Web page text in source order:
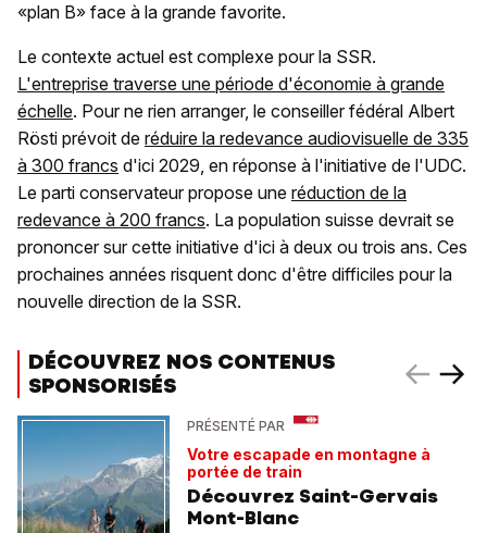
«plan B» face à la grande favorite.
Le contexte actuel est complexe pour la SSR.
L'entreprise traverse une période d'économie à grande
échelle. Pour ne rien arranger, le conseiller fédéral Albert
Rösti prévoit de réduire la redevance audiovisuelle de 335
à 300 francs d'ici 2029, en réponse à l'initiative de l'UDC.
Le parti conservateur propose une réduction de la
redevance à 200 francs. La population suisse devrait se
prononcer sur cette initiative d'ici à deux ou trois ans. Ces
prochaines années risquent donc d'être difficiles pour la
nouvelle direction de la SSR.
DÉCOUVREZ NOS CONTENUS
SPONSORISÉS
PRÉSENTÉ PAR
Votre escapade en montagne à
portée de train
Découvrez Saint-Gervais
Mont-Blanc